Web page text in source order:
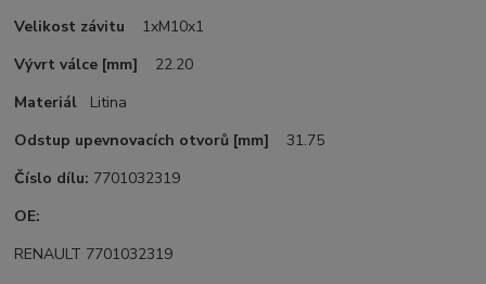
Velikost závitu 1xM10x1
Vývrt válce [mm] 22.20
Materiál Litina
Odstup upevnovacích otvorů [mm]31.75
Číslo dílu: 7701032319
OE:
RENAULT 7701032319